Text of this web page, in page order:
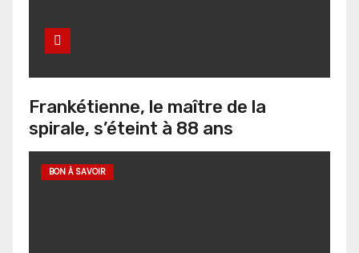
Frankétienne, le maître de la
spirale, s’éteint à 88 ans
BON À SAVOIR